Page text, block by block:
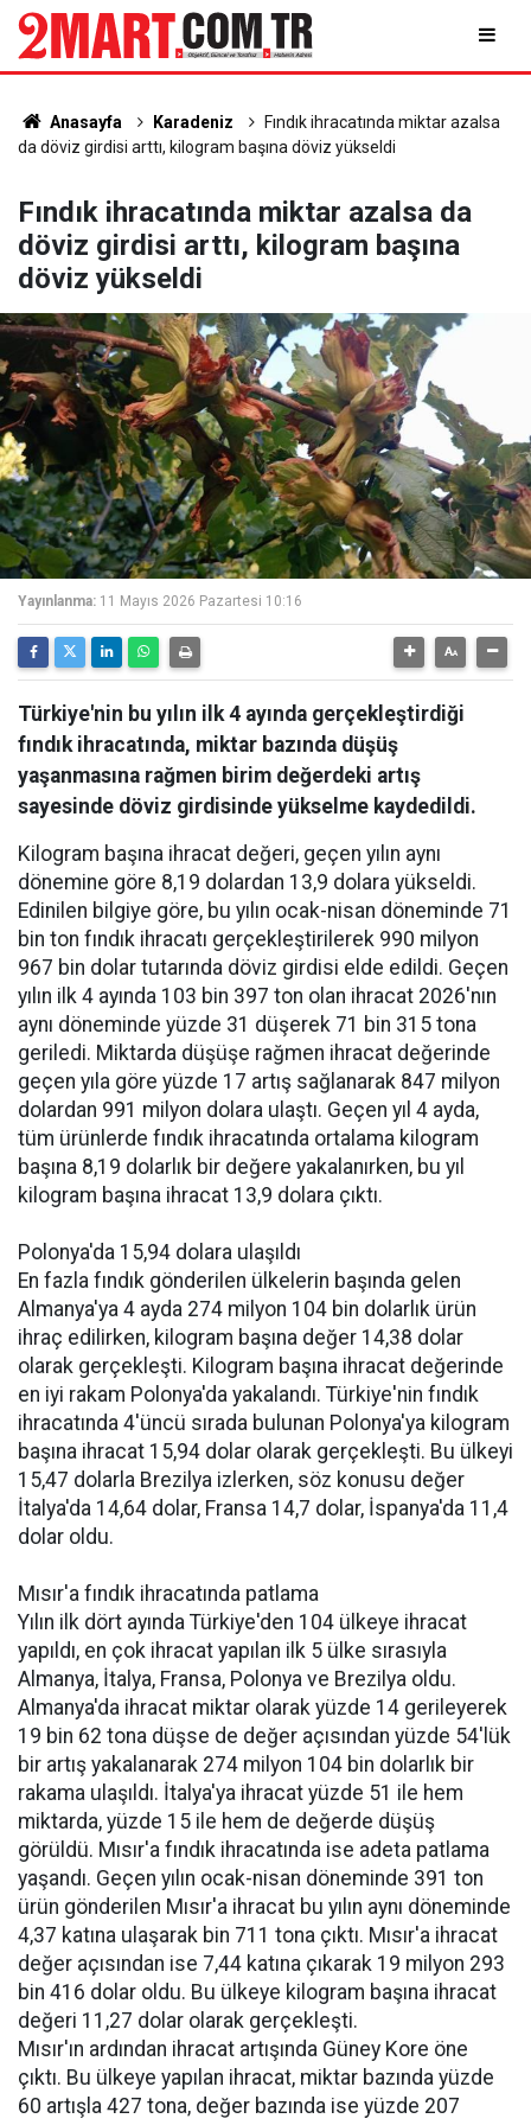
Anasayfa Karadeniz
Fındık ihracatında miktar azalsa
da döviz girdisi arttı, kilogram başına döviz yükseldi
Fındık ihracatında miktar azalsa da
döviz girdisi arttı, kilogram başına
döviz yükseldi
Yayınlanma: 11 Mayıs 2026 Pazartesi 10:16
Türkiye'nin bu yılın ilk 4 ayında gerçekleştirdiği
fındık ihracatında, miktar bazında düşüş
yaşanmasına rağmen birim değerdeki artış
sayesinde döviz girdisinde yükselme kaydedildi.
Kilogram başına ihracat değeri, geçen yılın aynı
dönemine göre 8,19 dolardan 13,9 dolara yükseldi.
Edinilen bilgiye göre, bu yılın ocak-nisan döneminde 71
bin ton fındık ihracatı gerçekleştirilerek 990 milyon
967 bin dolar tutarında döviz girdisi elde edildi. Geçen
yılın ilk 4 ayında 103 bin 397 ton olan ihracat 2026'nın
aynı döneminde yüzde 31 düşerek 71 bin 315 tona
geriledi. Miktarda düşüşe rağmen ihracat değerinde
geçen yıla göre yüzde 17 artış sağlanarak 847 milyon
dolardan 991 milyon dolara ulaştı. Geçen yıl 4 ayda,
tüm ürünlerde fındık ihracatında ortalama kilogram
başına 8,19 dolarlık bir değere yakalanırken, bu yıl
kilogram başına ihracat 13,9 dolara çıktı.
Polonya'da 15,94 dolara ulaşıldı
En fazla fındık gönderilen ülkelerin başında gelen
Almanya'ya 4 ayda 274 milyon 104 bin dolarlık ürün
ihraç edilirken, kilogram başına değer 14,38 dolar
olarak gerçekleşti. Kilogram başına ihracat değerinde
en iyi rakam Polonya'da yakalandı. Türkiye'nin fındık
ihracatında 4'üncü sırada bulunan Polonya'ya kilogram
başına ihracat 15,94 dolar olarak gerçekleşti. Bu ülkeyi
15,47 dolarla Brezilya izlerken, söz konusu değer
İtalya'da 14,64 dolar, Fransa 14,7 dolar, İspanya'da 11,4
dolar oldu.
Mısır'a fındık ihracatında patlama
Yılın ilk dört ayında Türkiye'den 104 ülkeye ihracat
yapıldı, en çok ihracat yapılan ilk 5 ülke sırasıyla
Almanya, İtalya, Fransa, Polonya ve Brezilya oldu.
Almanya'da ihracat miktar olarak yüzde 14 gerileyerek
19 bin 62 tona düşse de değer açısından yüzde 54'lük
bir artış yakalanarak 274 milyon 104 bin dolarlık bir
rakama ulaşıldı. İtalya'ya ihracat yüzde 51 ile hem
miktarda, yüzde 15 ile hem de değerde düşüş
görüldü. Mısır'a fındık ihracatında ise adeta patlama
yaşandı. Geçen yılın ocak-nisan döneminde 391 ton
ürün gönderilen Mısır'a ihracat bu yılın aynı döneminde
4,37 katına ulaşarak bin 711 tona çıktı. Mısır'a ihracat
değer açısından ise 7,44 katına çıkarak 19 milyon 293
bin 416 dolar oldu. Bu ülkeye kilogram başına ihracat
değeri 11,27 dolar olarak gerçekleşti.
Mısır'ın ardından ihracat artışında Güney Kore öne
çıktı. Bu ülkeye yapılan ihracat, miktar bazında yüzde
60 artışla 427 tona, değer bazında ise yüzde 207